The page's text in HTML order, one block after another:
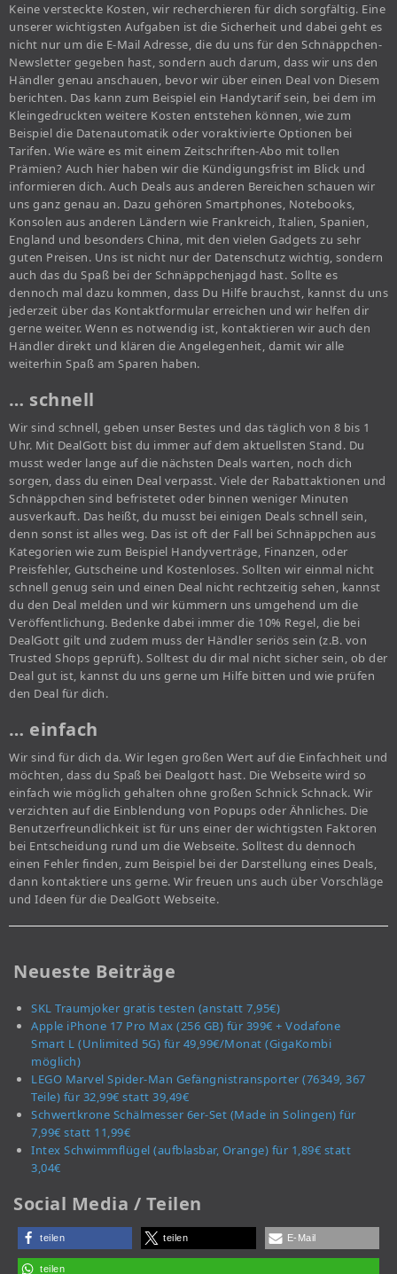
Keine versteckte Kosten, wir recherchieren für dich sorgfältig. Eine
unserer wichtigsten Aufgaben ist die Sicherheit und dabei geht es
nicht nur um die E-Mail Adresse, die du uns für den Schnäppchen-
Newsletter gegeben hast, sondern auch darum, dass wir uns den
Händler genau anschauen, bevor wir über einen Deal von Diesem
berichten. Das kann zum Beispiel ein Handytarif sein, bei dem im
Kleingedruckten weitere Kosten entstehen können, wie zum
Beispiel die Datenautomatik oder voraktivierte Optionen bei
Tarifen. Wie wäre es mit einem Zeitschriften-Abo mit tollen
Prämien? Auch hier haben wir die Kündigungsfrist im Blick und
informieren dich. Auch Deals aus anderen Bereichen schauen wir
uns ganz genau an. Dazu gehören Smartphones, Notebooks,
Konsolen aus anderen Ländern wie Frankreich, Italien, Spanien,
England und besonders China, mit den vielen Gadgets zu sehr
guten Preisen. Uns ist nicht nur der Datenschutz wichtig, sondern
auch das du Spaß bei der Schnäppchenjagd hast. Sollte es
dennoch mal dazu kommen, dass Du Hilfe brauchst, kannst du uns
jederzeit über das Kontaktformular erreichen und wir helfen dir
gerne weiter. Wenn es notwendig ist, kontaktieren wir auch den
Händler direkt und klären die Angelegenheit, damit wir alle
weiterhin Spaß am Sparen haben.
… schnell
Wir sind schnell, geben unser Bestes und das täglich von 8 bis 1
Uhr. Mit DealGott bist du immer auf dem aktuellsten Stand. Du
musst weder lange auf die nächsten Deals warten, noch dich
sorgen, dass du einen Deal verpasst. Viele der Rabattaktionen und
Schnäppchen sind befristetet oder binnen weniger Minuten
ausverkauft. Das heißt, du musst bei einigen Deals schnell sein,
denn sonst ist alles weg. Das ist oft der Fall bei Schnäppchen aus
Kategorien wie zum Beispiel Handyverträge, Finanzen, oder
Preisfehler, Gutscheine und Kostenloses. Sollten wir einmal nicht
schnell genug sein und einen Deal nicht rechtzeitig sehen, kannst
du den Deal melden und wir kümmern uns umgehend um die
Veröffentlichung. Bedenke dabei immer die 10% Regel, die bei
DealGott gilt und zudem muss der Händler seriös sein (z.B. von
Trusted Shops geprüft). Solltest du dir mal nicht sicher sein, ob der
Deal gut ist, kannst du uns gerne um Hilfe bitten und wie prüfen
den Deal für dich.
… einfach
Wir sind für dich da. Wir legen großen Wert auf die Einfachheit und
möchten, dass du Spaß bei Dealgott hast. Die Webseite wird so
einfach wie möglich gehalten ohne großen Schnick Schnack. Wir
verzichten auf die Einblendung von Popups oder Ähnliches. Die
Benutzerfreundlichkeit ist für uns einer der wichtigsten Faktoren
bei Entscheidung rund um die Webseite. Solltest du dennoch
einen Fehler finden, zum Beispiel bei der Darstellung eines Deals,
dann kontaktiere uns gerne. Wir freuen uns auch über Vorschläge
und Ideen für die DealGott Webseite.
Neueste Beiträge
SKL Traumjoker gratis testen (anstatt 7,95€)
Apple iPhone 17 Pro Max (256 GB) für 399€ + Vodafone
Smart L (Unlimited 5G) für 49,99€/Monat (GigaKombi
möglich)
LEGO Marvel Spider-Man Gefängnistransporter (76349, 367
Teile) für 32,99€ statt 39,49€
Schwertkrone Schälmesser 6er-Set (Made in Solingen) für
7,99€ statt 11,99€
Intex Schwimmflügel (aufblasbar, Orange) für 1,89€ statt
3,04€
Social Media / Teilen
teilen teilen E-Mail
teilen